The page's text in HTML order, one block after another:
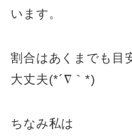
います。
割合はあくまでも目
大丈夫(*´∇｀*)
ちなみ私は